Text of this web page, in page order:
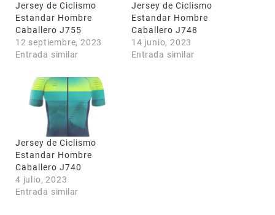
Jersey de Ciclismo
Estandar Hombre
Caballero J755
12 septiembre, 2023
Entrada similar
Jersey de Ciclismo
Estandar Hombre
Caballero J748
14 junio, 2023
Entrada similar
Jersey de Ciclismo
Estandar Hombre
Caballero J740
4 julio, 2023
Entrada similar